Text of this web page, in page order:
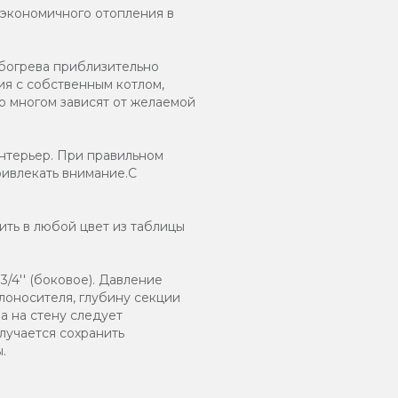
отопления в
приблизительно
с собственным котлом,
многом зависят от желаемой
При правильном
внимание.С
в любой цвет из таблицы
4'' (боковое). Давление
глубину секции
на стену следует
сохранить